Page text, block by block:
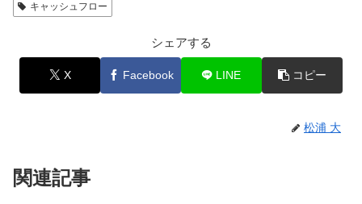
キャッシュフロー
シェアする
X Facebook LINE コピー
松浦 大
関連記事